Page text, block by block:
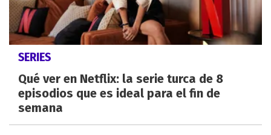
SERIES
Qué ver en Netflix: la serie turca de 8
episodios que es ideal para el fin de
semana